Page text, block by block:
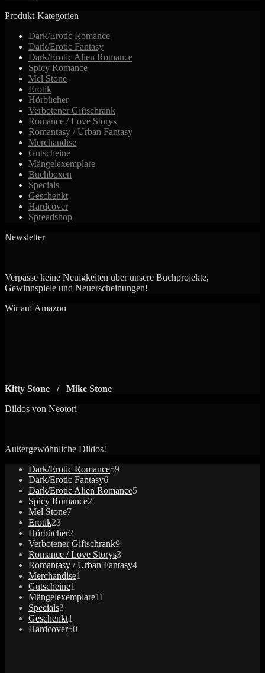
gewählt
werden
Produkt-Kategorien
Dark/Erotic Romance
Dark/Erotic Fantasy
Dark/Erotic Alien Romance
Spicy Romance
Mel Stone
Erotik
Hörbücher
Verbotener Giftschrank
Romance / Love Storys
Romantasy / Urban Fantasy
Merchandise
Gutscheine
Mängelexemplare
Buchboxen
Specials
Geschenkt
Hardcover
Spreadshop
Newsletter
Verpasse keine Neuigkeiten über unsere Buchprojekte,
Gewinnspiele und Neuerscheinungen!
Wir auf Amazon
Kitty Stone / Mike Stone
Dildos von Neotori
Außergewöhnliche Dildos!
Dark/Erotic Romance5959
Dark/Erotic Fantasy66
Produkte
Dark/Erotic Alien Romance55
Spicy Romance2
Mel Stone77
Erotik2323
Produkte
Hörbücher2
Produkte
Verbotener Giftschrank99
Produkte
Romance / Love Storys33
Produkte
Romantasy / Urban Fantasy44
Merchandise1
Gutscheine1
Produkt
Mängelexemplare11
Specials33
Produkte
Geschenkt1
Produkt
Hardcover5050